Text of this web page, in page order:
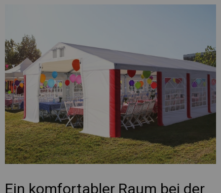
Ein komfortabler Raum bei der